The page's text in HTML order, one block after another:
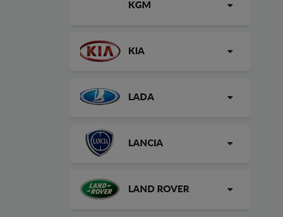
KGM
KIA
LADA
LANCIA
LAND ROVER